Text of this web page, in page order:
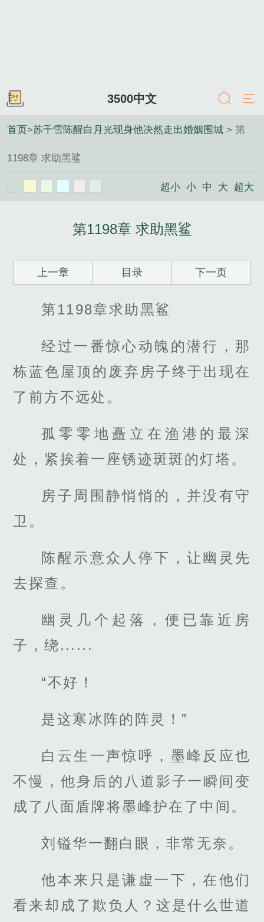
3500中文
首页>苏千雪陈醒白月光现身他决然走出婚姻围城 > 第
1198章 求助黑鲨
超小 小 中 大 超大
第1198章 求助黑鲨
上一章 目录 下一页
第1198章求助黑鲨
经过一番惊心动魄的潜行，那
栋蓝色屋顶的废弃房子终于出现在
了前方不远处。
孤零零地矗立在渔港的最深
处，紧挨着一座锈迹斑斑的灯塔。
房子周围静悄悄的，并没有守
卫。
陈醒示意众人停下，让幽灵先
去探查。
幽灵几个起落，便已靠近房
子，绕......
“不好！
是这寒冰阵的阵灵！”
白云生一声惊呼，墨峰反应也
不慢，他身后的八道影子一瞬间变
成了八面盾牌将墨峰护在了中间。
刘镒华一翻白眼，非常无奈。
他本来只是谦虚一下，在他们
看来却成了欺负人？这是什么世道